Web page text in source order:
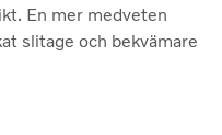
En mer medveten
slitage och bekvämare